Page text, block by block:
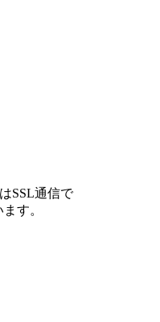
SSL通信で
す。